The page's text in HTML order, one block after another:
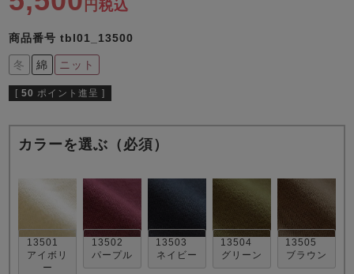
- Item Ranking -
すべての季節のパジャマ一覧はこちら
ボーイズ半袖
単品
ン単品
単品
ン単品
税込
商品番号 tbl01_13500
冬 綿 ニット
[ 50 ポイント進呈 ]
カラーを選ぶ（必須）
13501
アイボリ
ー
13502
パープル
13503
ネイビー
13504
グリーン
13505
ブラウン